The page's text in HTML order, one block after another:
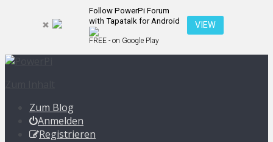
Follow PowerPi Forum
with Tapatalk for Android
FREE - on Google Play
VIEW
Zum Blog
Anmelden
Registrieren